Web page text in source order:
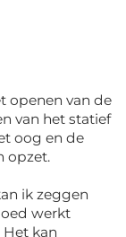
openen van de
van het statief
oog en de
opzet.
ik zeggen
werkt
kan